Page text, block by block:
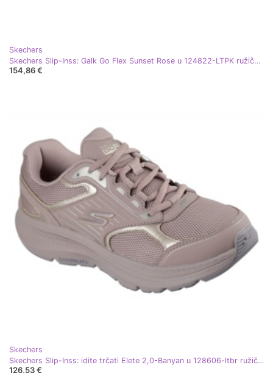
Skechers
Skechers Slip-Inss: Galk Go Flex Sunset Rose u 124822-LTPK ružičasta
154,86 €
Skechers
Skechers Slip-Inss: idite trčati Elete 2,0-Banyan u 128606-ltbr ružičasta
126,53 €